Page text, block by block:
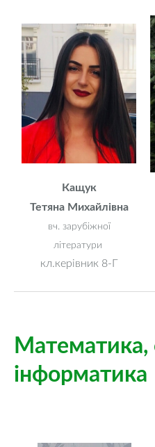
Кащук
Тетяна Михайлівна
вч. зарубіжної
літератури
кл.керівник 8-Г
Математика,
інформатика